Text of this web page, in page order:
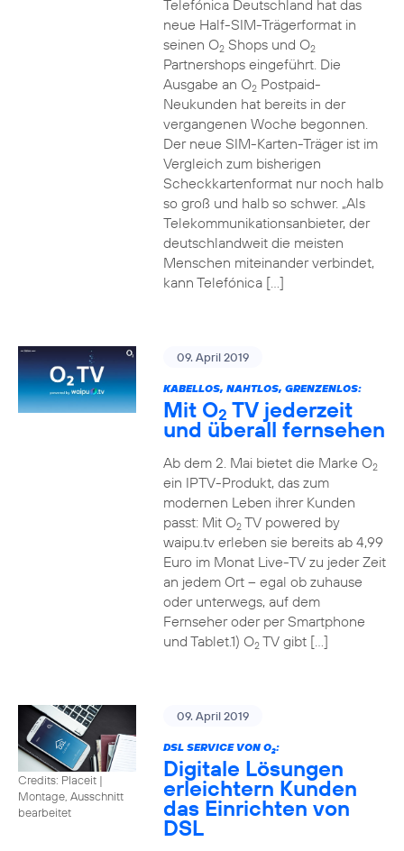
Telefónica Deutschland hat das
neue Half-SIM-Trägerformat in
seinen O2Shops und O2
Partnershops eingeführt. Die
Ausgabe an O2Postpaid-
Neukunden hat bereits in der
vergangenen Woche begonnen.
Der neue SIM-Karten-Träger ist im
Vergleich zum bisherigen
Scheckkartenformat nur noch halb
so groß und halb so schwer. „Als
Telekommunikationsanbieter, der
deutschlandweit die meisten
Menschen miteinander verbindet,
kann Telefónica […]
09. April 2019
KABELLOS, NAHTLOS, GRENZENLOS:
Mit O2 TV jederzeit
und überall fernsehen
Ab dem 2. Mai bietet die Marke O2
ein IPTV-Produkt, das zum
modernen Leben ihrer Kunden
passt: Mit O2TV powered by
waipu.tv erleben sie bereits ab 4,99
Euro im Monat Live-TV zu jeder Zeit
an jedem Ort – egal ob zuhause
oder unterwegs, auf dem
Fernseher oder per Smartphone
und Tablet.1) O2TV gibt […]
Credits: Placeit |
Montage, Ausschnitt
bearbeitet
09. April 2019
DSL SERVICE VON O2:
Digitale Lösungen
erleichtern Kunden
das Einrichten von
DSL